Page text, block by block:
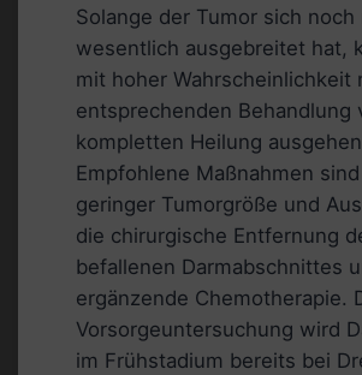
Solange der Tumor sich noch
wesentlich ausgebreitet hat,
mit hoher Wahrscheinlichkeit
entsprechenden Behandlung
kompletten Heilung
Empfohlene Maßnahmen
geringer Tumorgröße und
die chirurgische Entfernung
befallenen Darmabschnittes
ergänzende Chemotherapie.
Vorsorgeuntersuchung wird
im Frühstadium bereits bei